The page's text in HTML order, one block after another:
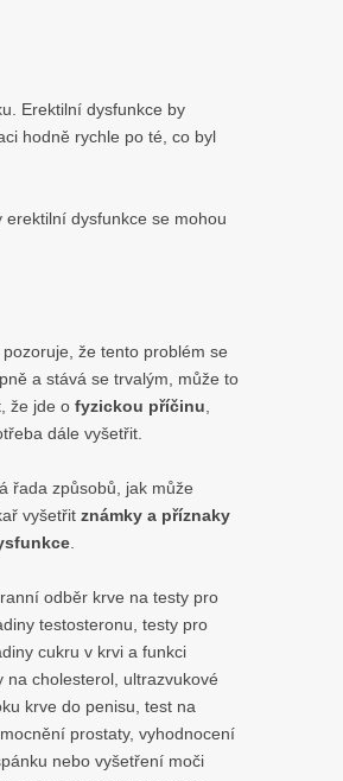
Erektilní dysfunkce by
hodně rychle po té, co byl
dysfunkce se mohou
že tento problém se
a stává se trvalým, může to
že jde ofyzickou příčinu
dále vyšetřit.
řada způsobů, jak může
vyšetřitznámky a příznaky
odběr krve na testy pro
testosteronu, testy pro
cukru v krvi a funkci
na cholesterol, ultrazvukové
krve do penisu, test na
prostaty, vyhodnocení
nebo vyšetření moči